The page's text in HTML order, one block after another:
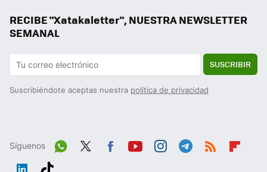
RECIBE "Xatakaletter", NUESTRA NEWSLETTER
SEMANAL
SUSCRIBIR
Suscribiéndote aceptas nuestra política de privacidad
Síguenos
Wh